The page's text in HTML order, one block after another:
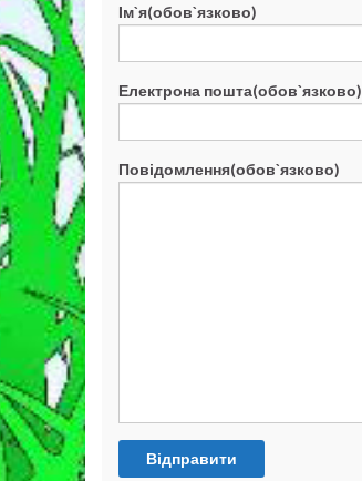
Ім`я(обов`язково)
Електрона пошта(обов`язково)
Повідомлення(обов`язково)